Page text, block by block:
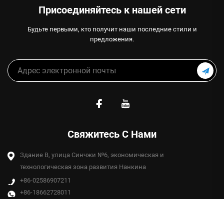
Присоединяйтесь к нашей сети
Будьте первыми, кто получит наши последние стили и
предложения.
Свяжитесь С Нами
Здание B, улица Синчжи №6, экономическая и
технологическая зона развития Нанкина
+86-02586907211
+86-18662728011